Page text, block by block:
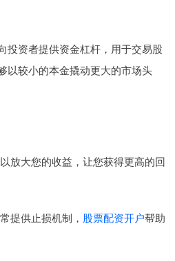
投资者提供资金杠杆，用于交易股
以较小的本金撬动更大的市场头
放大您的收益，让您获得更高的回
提供止损机制， 股票配资开户帮助